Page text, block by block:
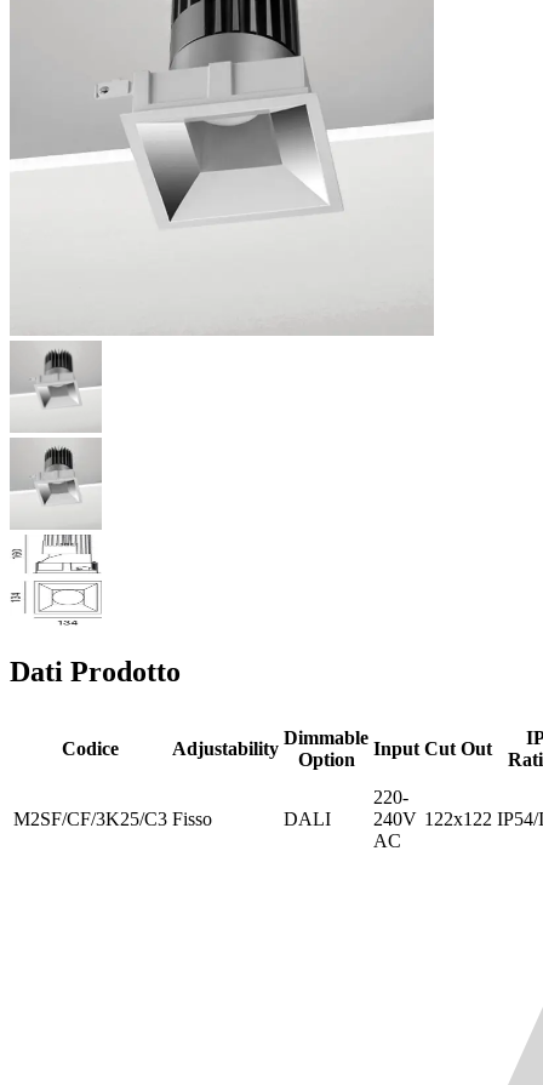
Dati Prodotto
Codice Adjustability
Dimmable
Option
Input Cut Out
M2SF/CF/3K25/C3 Fisso DALI
220-
240V
AC
122x122 IP54/